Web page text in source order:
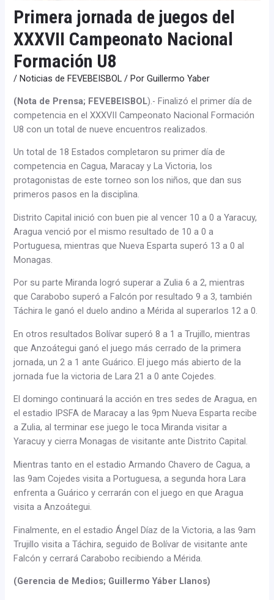
Primera jornada de juegos del
XXXVII Campeonato Nacional
Formación U8
/Noticias de FEVEBEISBOL / PorGuillermo Yaber
(Nota de Prensa; FEVEBEISBOL).- Finalizó el primer día de
competencia en el XXXVII Campeonato Nacional Formación
U8 con un total de nueve encuentros realizados.
Un total de 18 Estados completaron su primer día de
competencia en Cagua, Maracay y La Victoria, los
protagonistas de este torneo son los niños, que dan sus
primeros pasos en la disciplina.
Distrito Capital inició con buen pie al vencer 10 a 0 a Yaracuy,
Aragua venció por el mismo resultado de 10 a 0 a
Portuguesa, mientras que Nueva Esparta superó 13 a 0 al
Monagas.
Por su parte Miranda logró superar a Zulia 6 a 2, mientras
que Carabobo superó a Falcón por resultado 9 a 3, también
Táchira le ganó el duelo andino a Mérida al superarlos 12 a 0.
En otros resultados Bolívar superó 8 a 1 a Trujillo, mientras
que Anzoátegui ganó el juego más cerrado de la primera
jornada, un 2 a 1 ante Guárico. El juego más abierto de la
jornada fue la victoria de Lara 21 a 0 ante Cojedes.
El domingo continuará la acción en tres sedes de Aragua, en
el estadio IPSFA de Maracay a las 9pm Nueva Esparta recibe
a Zulia, al terminar ese juego le toca Miranda visitar a
Yaracuy y cierra Monagas de visitante ante Distrito Capital.
Mientras tanto en el estadio Armando Chavero de Cagua, a
las 9am Cojedes visita a Portuguesa, a segunda hora Lara
enfrenta a Guárico y cerrarán con el juego en que Aragua
visita a Anzoátegui.
Finalmente, en el estadio Ángel Díaz de la Victoria, a las 9am
Trujillo visita a Táchira, seguido de Bolívar de visitante ante
Falcón y cerrará Carabobo recibiendo a Mérida.
(Gerencia de Medios; Guillermo Yáber Llanos)